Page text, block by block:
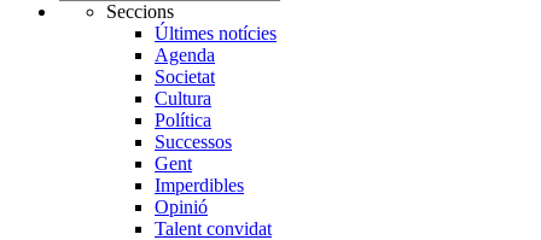
Seccions
Últimes notícies
Agenda
Societat
Cultura
Política
Successos
Gent
Imperdibles
Opinió
Talent convidat